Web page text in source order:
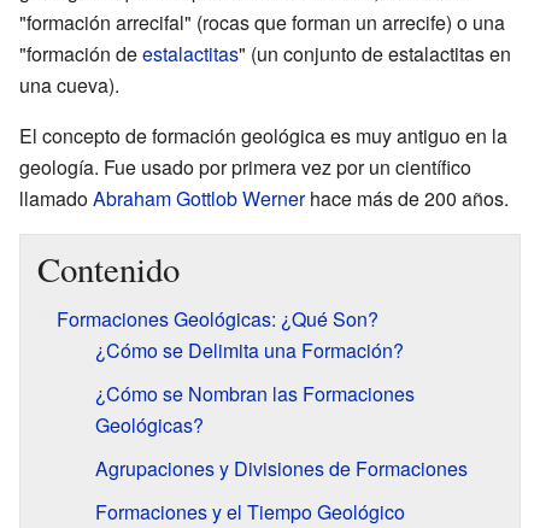
"formación arrecifal" (rocas que forman un arrecife) o una
"formación deestalactitas" (un conjunto de estalactitas en
una cueva).
El concepto de formación geológica es muy antiguo en la
geología. Fue usado por primera vez por un científico
llamadoAbraham Gottlob Wernerhace más de 200 años.
Contenido
Formaciones Geológicas: ¿Qué Son?
¿Cómo se Delimita una Formación?
¿Cómo se Nombran las Formaciones
Geológicas?
Agrupaciones y Divisiones de Formaciones
Formaciones y el Tiempo Geológico